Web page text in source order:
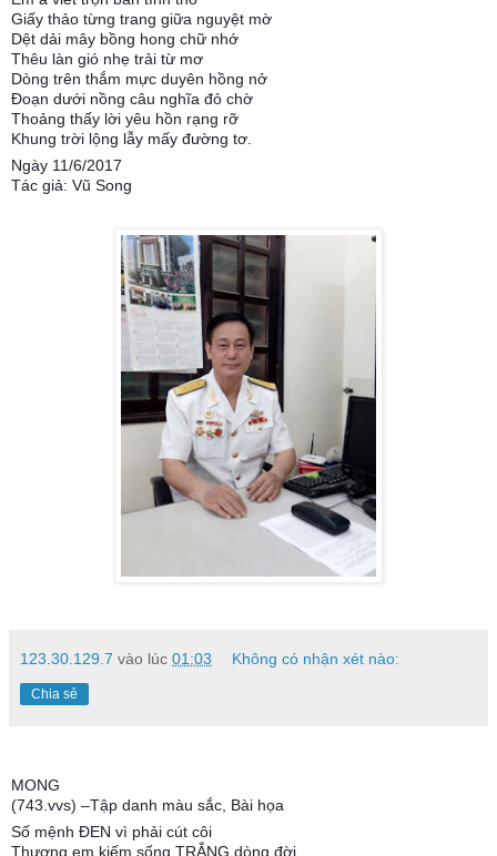
Giấy thảo từng trang giữa nguyệt mờ
Dệt dải mây bồng hong chữ nhớ
Thêu làn gió nhẹ trải từ mơ
Dòng trên thắm mực duyên hồng nở
Đoạn dưới nồng câu nghĩa đỏ chờ
Thoảng thấy lời yêu hồn rạng rỡ
Khung trời lộng lẫy mấy đường tơ.
Ngày 11/6/2017
Tác giả: Vũ Song
123.30.129.7 vào lúc 01:03 Không có nhận xét nào:
Chia sẻ
MONG
(743.vvs) –Tập danh màu sắc, Bài họa
Số mệnh ĐEN vì phải cút côi
Thương em kiếm sống TRẮNG dòng đời